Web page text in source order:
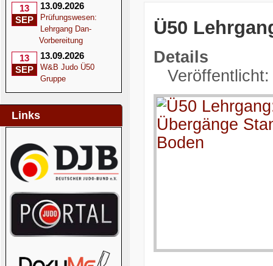
13
SEP
13.09.2026
Prüfungswesen:
Lehrgang Dan-
Vorbereitung
13
SEP
13.09.2026
W&B Judo Ü50
Gruppe
Links
Ü50
Details